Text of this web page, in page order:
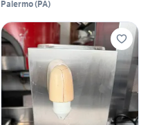
Palermo(PA)